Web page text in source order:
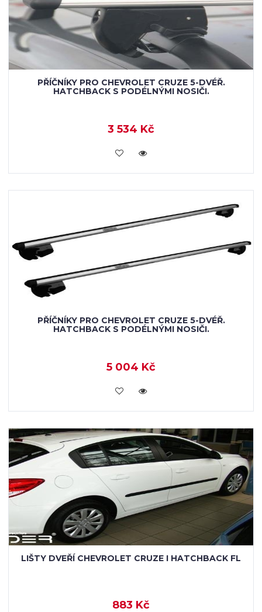
PŘÍČNÍKY PRO CHEVROLET CRUZE 5-DVÉŘ.
HATCHBACK S PODÉLNÝMI NOSIČI.
3 534 Kč
KOUPIT
PŘÍČNÍKY PRO CHEVROLET CRUZE 5-DVÉŘ.
HATCHBACK S PODÉLNÝMI NOSIČI.
5 004 Kč
KOUPIT
LIŠTY DVEŘÍ CHEVROLET CRUZE I HATCHBACK FL
883 Kč